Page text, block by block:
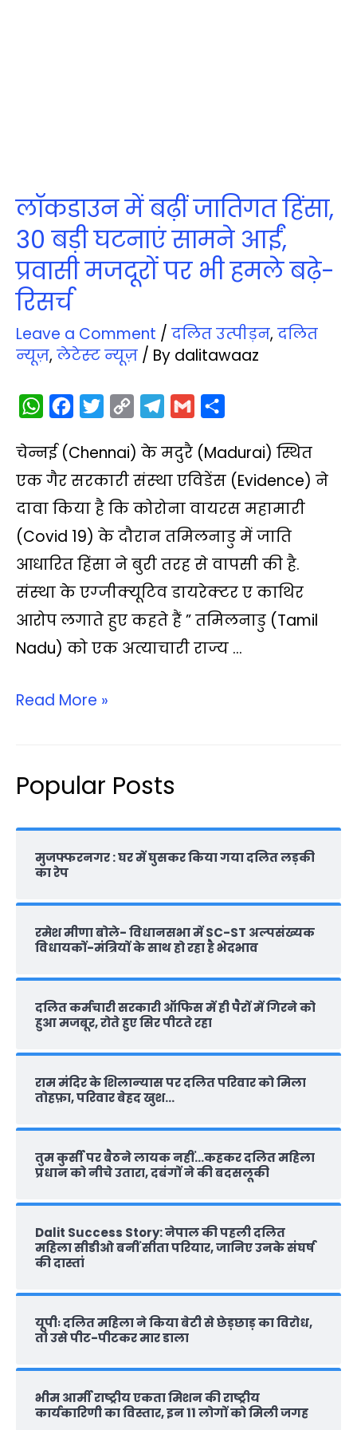
लॉकडाउन में बढ़ीं जातिगत हिंसा,
30 बड़ी घटनाएं सामने आईं,
प्रवासी मजदूरों पर भी हमले बढ़े-
रिसर्च
Leave a Comment / दलित उत्‍पीड़न, दलित
न्‍यूज़, लेटेस्‍ट न्‍यूज़ / By dalitawaaz
W
a
t
s
p
c
e
b
o
k
i
t
t
e
p
y
L
k
l
e
g
m
a
i
l
a
r
e
चेन्नई (Chennai) के मदुरै (Madurai) स्थित
एक गैर सरकारी संस्‍था एविडेंस (Evidence) ने
दावा किया है कि कोरोना वायरस महामारी
(Covid 19) के दौरान तमिलनाडु में जाति
आधारित हिंसा ने बुरी तरह से वापसी की है.
संस्‍था के एग्‍जीक्‍यूटिव डायरेक्‍टर ए काथिर
आरोप लगाते हुए कहते हैं ” तमिलनाडु (Tamil
Nadu) को एक अत्याचारी राज्य …
Read More »
Popular Posts
मुजफ्फरनगर : घर में घुसकर किया गया दलित लड़की
का रेप
रमेश मीणा बोले- विधानसभा में SC-ST अल्पसंख्यक
विधायकों-मंत्रियों के साथ हो रहा है भेदभाव
दलित कर्मचारी सरकारी ऑफ‍िस में ही पैरों में गिरने को
हुआ मजबूर, रोते हुए सिर पीटते रहा
राम मंदिर के शिलान्‍यास पर दलित परिवार को मिला
तोहफ़ा, परिवार बेहद खुश…
तुम कुर्सी पर बैठने लायक नहीं…कहकर दलित महिला
प्रधान को नीचे उतारा, दबंगों ने की बदसलूकी
Dalit Success Story: नेपाल की पहली दलित
महिला सीडीओ बनीं सीता परियार, जानिए उनके संघर्ष
की दास्‍तां
यूपीः दलित महिला ने किया बेटी से छेड़छाड़ का विरोध,
तो उसे पीट-पीटकर मार डाला
भीम आर्मी राष्‍ट्रीय एकता मिशन की राष्‍ट्रीय
कार्यकारिणी का विस्तार, इन 11 लोगों को मिली जगह